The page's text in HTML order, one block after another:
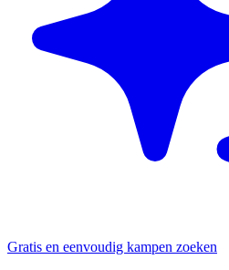
Gratis en eenvoudig kampen zoeken